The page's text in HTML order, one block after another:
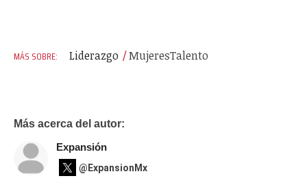
Liderazgo MujeresTalento
Más acerca del autor:
Expansión
@ExpansionMx